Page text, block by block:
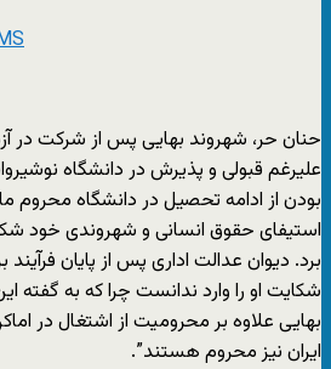
علیرغم قبولی و پذیرش در دانشگاه
بودن از ادامه تحصیل در دانشگاه محروم
استیفای حقوق انسانی و شهروندی خود
برد. دیوان عدالت اداری پس از پایان
شکایت او را وارد ندانست چرا که به گفته
بهایی علاوه بر محرومیت از اشتغال در
ایران نیز محروم هستند”.